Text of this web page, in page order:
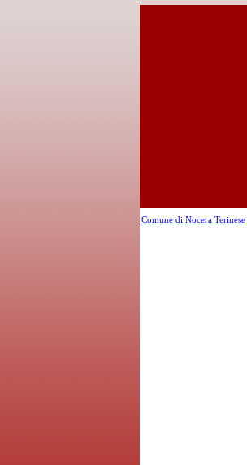
Comune di Nocera Terinese